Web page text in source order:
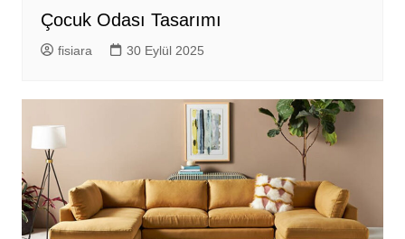
Çocuk Odası Tasarımı
fisiara 30 Eylül 2025